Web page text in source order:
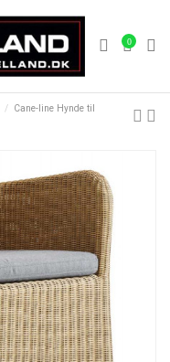
0
Cane-line Hynde til